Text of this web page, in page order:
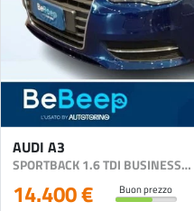
AUDI A3
SPORTBACK 1.6 TDI BUSINESS 110CV S-TRONIC E6
14.400 € Buon prezzo